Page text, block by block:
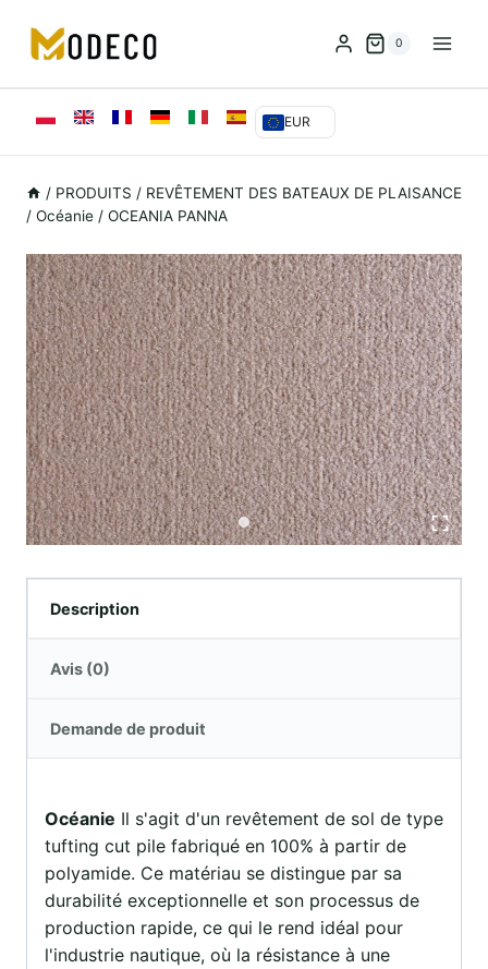
content
0
EUR
/ PRODUITS / REVÊTEMENT DES BATEAUX DE PLAISANCE
/ Océanie / OCEANIA PANNA
Description
Avis (0)
Demande de produit
Océanie Il s'agit d'un revêtement de sol de type
tufting cut pile fabriqué en 100% à partir de
polyamide. Ce matériau se distingue par sa
durabilité exceptionnelle et son processus de
production rapide, ce qui le rend idéal pour
l'industrie nautique, où la résistance à une